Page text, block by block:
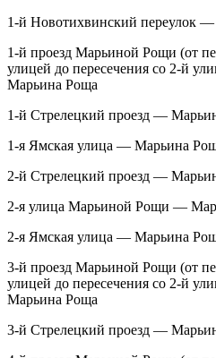
1-й Новотихвинский переулок
1-й проезд Марьиной Рощи (от
улицей до пересечения со 2-й
Марьина Роща
1-й Стрелецкий проезд —
1-я Ямская улица — Марьина
2-й Стрелецкий проезд —
2-я улица Марьиной Рощи —
2-я Ямская улица — Марьина
3-й проезд Марьиной Рощи (от
улицей до пересечения со 2-й
Марьина Роща
3-й Стрелецкий проезд —